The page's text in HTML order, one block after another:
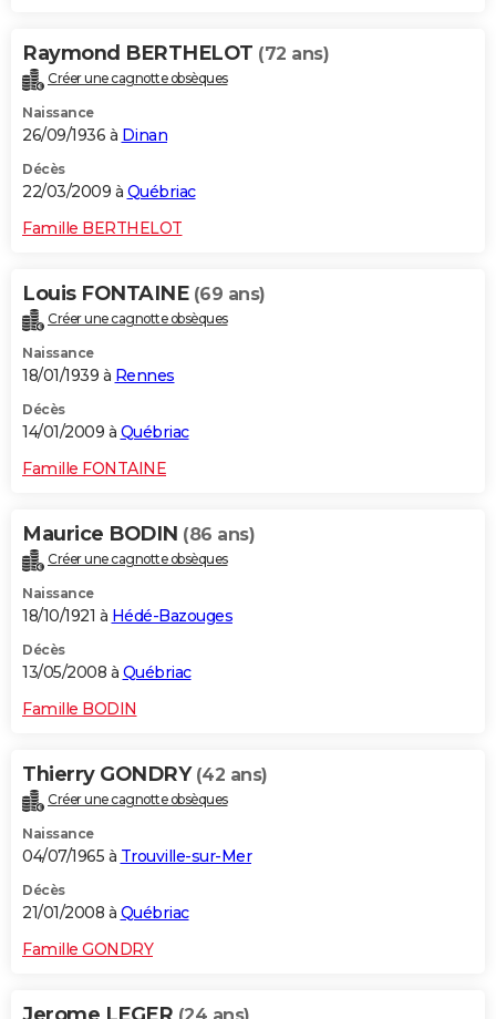
Raymond BERTHELOT (72 ans)
Créer une cagnotte obsèques
Naissance
26/09/1936 à Dinan
Décès
22/03/2009 à Québriac
Famille BERTHELOT
Louis FONTAINE (69 ans)
Créer une cagnotte obsèques
Naissance
18/01/1939 à Rennes
Décès
14/01/2009 à Québriac
Famille FONTAINE
Maurice BODIN (86 ans)
Créer une cagnotte obsèques
Naissance
18/10/1921 à Hédé-Bazouges
Décès
13/05/2008 à Québriac
Famille BODIN
Thierry GONDRY (42 ans)
Créer une cagnotte obsèques
Naissance
04/07/1965 à Trouville-sur-Mer
Décès
21/01/2008 à Québriac
Famille GONDRY